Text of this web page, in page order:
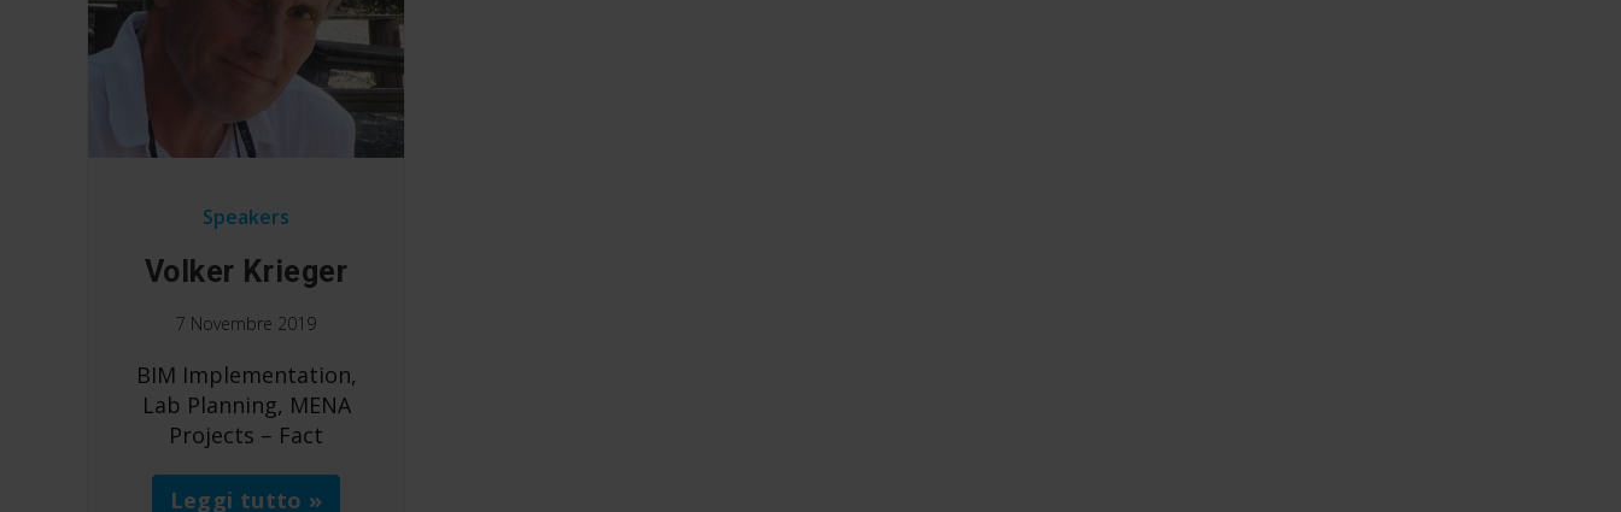
Speakers
Volker Krieger
7 Novembre 2019
BIM Implementation,
Lab Planning, MENA
Projects – Fact
Leggi tutto »